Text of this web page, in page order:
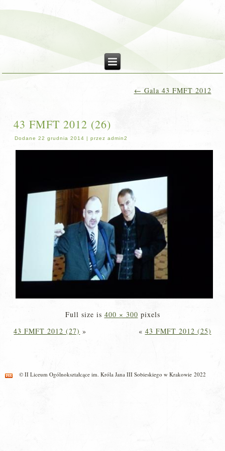
← Gala 43 FMFT 2012
43 FMFT 2012 (26)
Dodane 22 grudnia 2014 |przez admin2
Full size is 400 × 300 pixels
43 FMFT 2012 (27) » « 43 FMFT 2012 (25)
© II Liceum Ogólnokształcące im. Króla Jana III Sobieskiego w Krakowie 2022